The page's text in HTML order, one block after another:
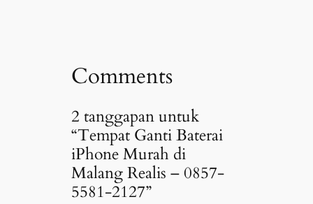
Comments
2 tanggapan untuk
“Tempat Ganti Baterai
iPhone Murah di
Malang Realis – 0857-
5581-2127”